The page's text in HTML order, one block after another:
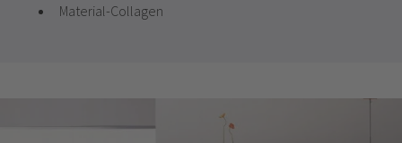
Material-Collagen